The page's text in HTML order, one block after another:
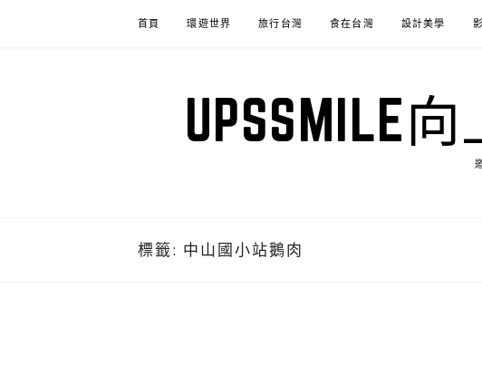
首頁 環遊世界 旅行台灣 食在台灣 設計美學
UPSSMILE
標籤: 中山國小站鵝肉